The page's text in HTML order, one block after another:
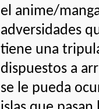
el anime/
adversidades
tiene una
dispuestos a
se le pueda